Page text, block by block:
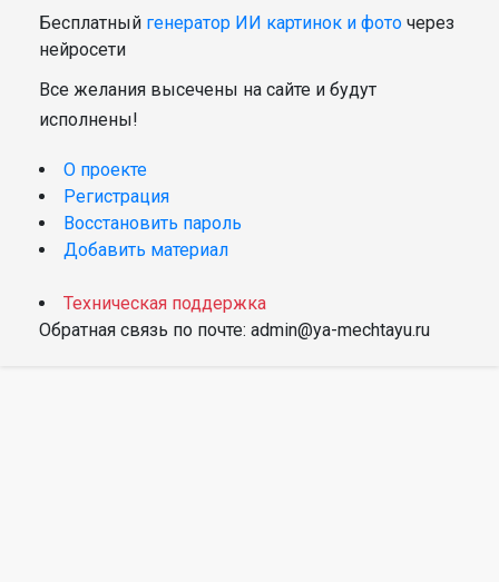
Бесплатный генератор ИИ картинок и фото через
нейросети
Все желания высечены на сайте и будут
исполнены!
О проекте
Регистрация
Восстановить пароль
Добавить материал
Техническая поддержка
Обратная связь по почте: admin@ya-mechtayu.ru